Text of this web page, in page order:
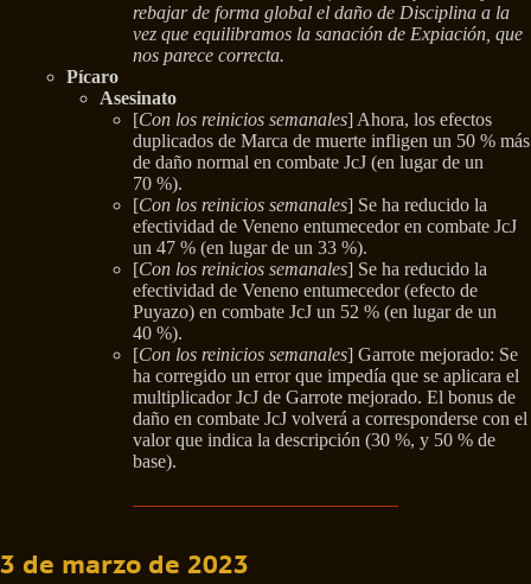
rebajar de forma global el daño de Disciplina a la
vez que equilibramos la sanación de Expiación, que
nos parece correcta.
Pícaro
Asesinato
[Con los reinicios semanales] Ahora, los efectos
duplicados de Marca de muerte infligen un 50 % más
de daño normal en combate JcJ (en lugar de un
70 %).
[Con los reinicios semanales] Se ha reducido la
efectividad de Veneno entumecedor en combate JcJ
un 47 % (en lugar de un 33 %).
[Con los reinicios semanales] Se ha reducido la
efectividad de Veneno entumecedor (efecto de
Puyazo) en combate JcJ un 52 % (en lugar de un
40 %).
[Con los reinicios semanales] Garrote mejorado: Se
ha corregido un error que impedía que se aplicara el
multiplicador JcJ de Garrote mejorado. El bonus de
daño en combate JcJ volverá a corresponderse con el
valor que indica la descripción (30 %, y 50 % de
base).
3 de marzo de 2023